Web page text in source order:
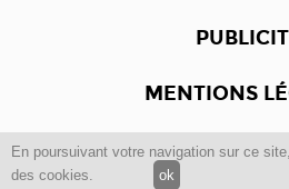
En poursuivant votre navigation sur ce
des cookies.
ok
MENTIONS
Copyright © 2012 -2017Dewalgo-